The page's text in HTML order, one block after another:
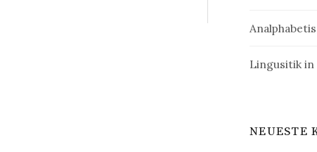
Lingusitik in
NEUESTE